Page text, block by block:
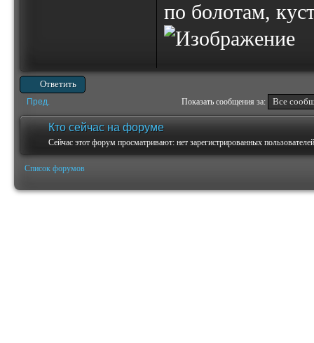
по болотам,
Ответить
Пред. Показать сообщения за:
Кто сейчас на форуме
Сейчас этот форум просматривают: нет зарегистрированных
Список форумов